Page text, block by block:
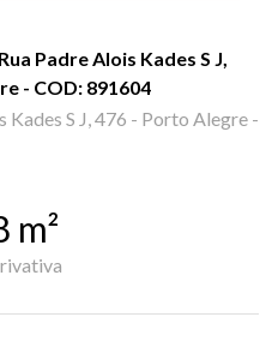
Padre Alois Kades S J,
- COD: 891604
Kades S J, 476 - Porto Alegre -
m²